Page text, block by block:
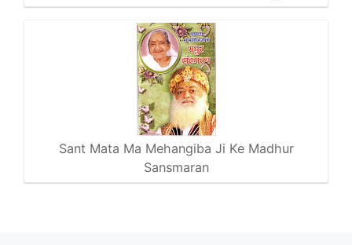
Sant Mata Ma Mehangiba Ji Ke Madhur
Sansmaran